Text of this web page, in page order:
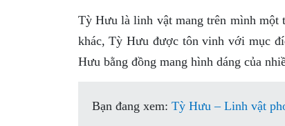
Tỳ Hưu là linh vật mang trên mình
khác, Tỳ Hưu được tôn vinh với mục
Hưu bằng đồng mang hình dáng của
Bạn đang xem: Tỳ Hưu – Linh vật